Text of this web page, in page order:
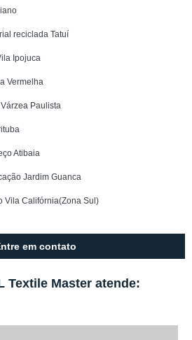
reciclada Tatuí
Ipojuca
Vermelha
Paulista
Atibaia
Jardim Guanca
Vila Califórnia(Zona Sul)
em contato
Textile Master atende: